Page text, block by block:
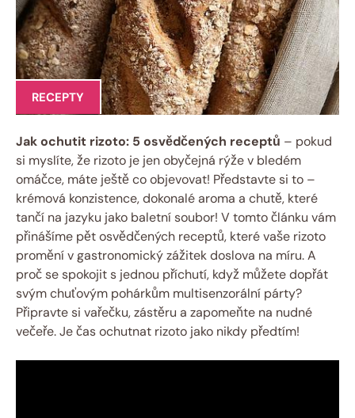
RECEPTY
Jak ochutit rizoto: 5 osvědčených receptů – pokud
si myslíte, že rizoto je jen obyčejná rýže v bledém
omáčce, máte ještě co objevovat! Představte si to –
krémová konzistence, dokonalé aroma a chutě, které
tančí na jazyku jako baletní soubor! V tomto článku vám
přinášíme pět osvědčených receptů, které vaše rizoto
promění v gastronomický zážitek doslova na míru. A
proč se spokojit s jednou příchutí, když můžete dopřát
svým chuťovým pohárkům multisenzorální párty?
Připravte si vařečku, zástěru a zapomeňte na nudné
večeře. Je čas ochutnat rizoto jako nikdy předtím!